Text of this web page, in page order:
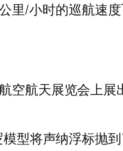
/小时的巡航速
航天展览会上
型将声纳浮标抛到